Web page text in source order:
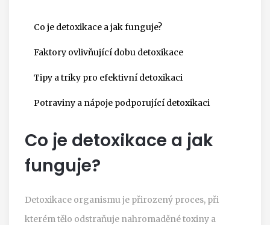
Co je detoxikace a jak funguje?
Faktory ovlivňující dobu detoxikace
Tipy a triky pro efektivní detoxikaci
Potraviny a nápoje podporující detoxikaci
Co je detoxikace a jak
funguje?
Detoxikace organismu je přirozený proces, při
kterém tělo odstraňuje nahromaděné toxiny a